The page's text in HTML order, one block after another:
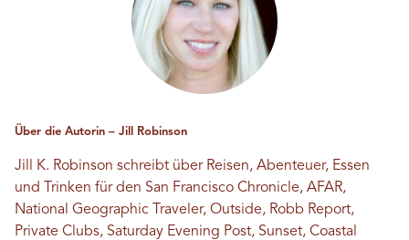
Über die Autorin – Jill Robinson
Jill K. Robinson schreibt über Reisen, Abenteuer, Essen
und Trinken für den San Francisco Chronicle, AFAR,
National Geographic Traveler, Outside, Robb Report,
Private Clubs, Saturday Evening Post, Sunset, Coastal